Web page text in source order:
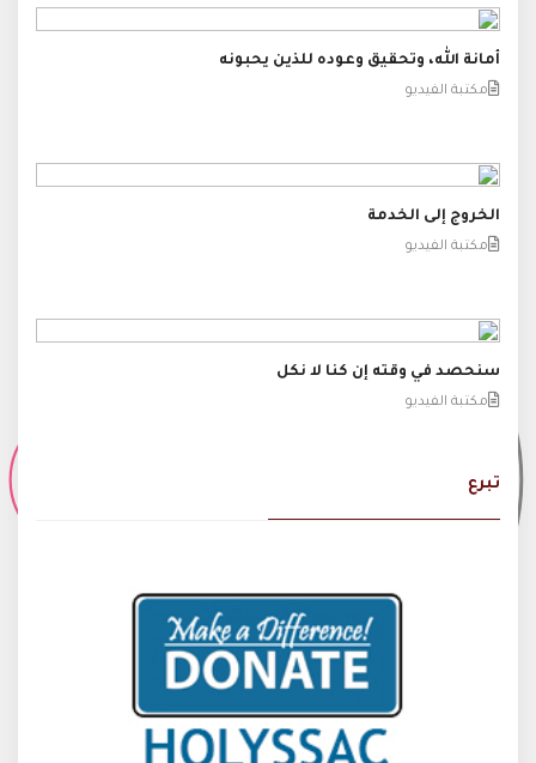
أمانة الله، وتحقيق وعوده للذين يحبونه
مكتبة الفيديو
الخروج إلى الخدمة
مكتبة الفيديو
سنحصد في وقته إن كنا لا نكل
مكتبة الفيديو
تبرع